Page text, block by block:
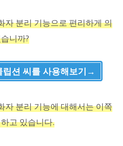
자 분리 기능으로 편리하게 의
니까?
립션 씨를 사용해보기→
자 분리 기능에 대해서는 이쪽
고 있습니다.